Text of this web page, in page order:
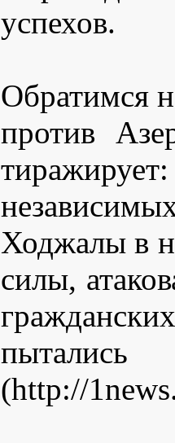
успехов.
Обратимся
против
Ходжалы в
силы,
(http://